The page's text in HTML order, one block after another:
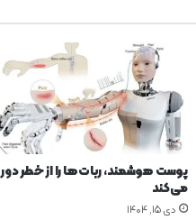
پوست هوشمند، ربات‌ها را از خطر دور
می‌کند
دی ۱۵, ۱۴۰۴